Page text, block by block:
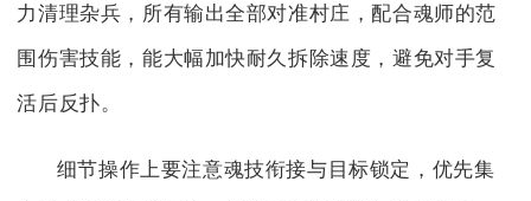
力清理杂兵，所有输出全部对准村庄，配合魂师的范
围伤害技能，能大幅加快耐久拆除速度，避免对手复
活后反扑。
细节操作上要注意魂技衔接与目标锁定，优先集